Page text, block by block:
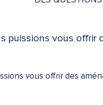
puissions vous offrir
vous offrir des